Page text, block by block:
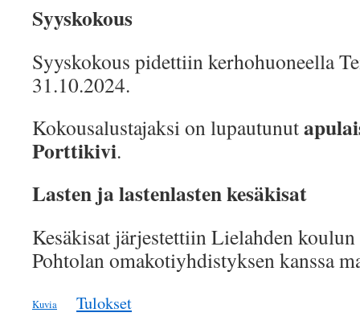
Syyskokous
Syyskokous pidettiin kerhohuoneella
31.10.2024.
Kokousalustajaksi on lupautunut
Porttikivi.
Lasten ja lastenlasten kesäkisat
Kesäkisat järjestettiin Lielahden koulun
Pohtolan omakotiyhdistyksen kanssa
Kuvia Tulokset